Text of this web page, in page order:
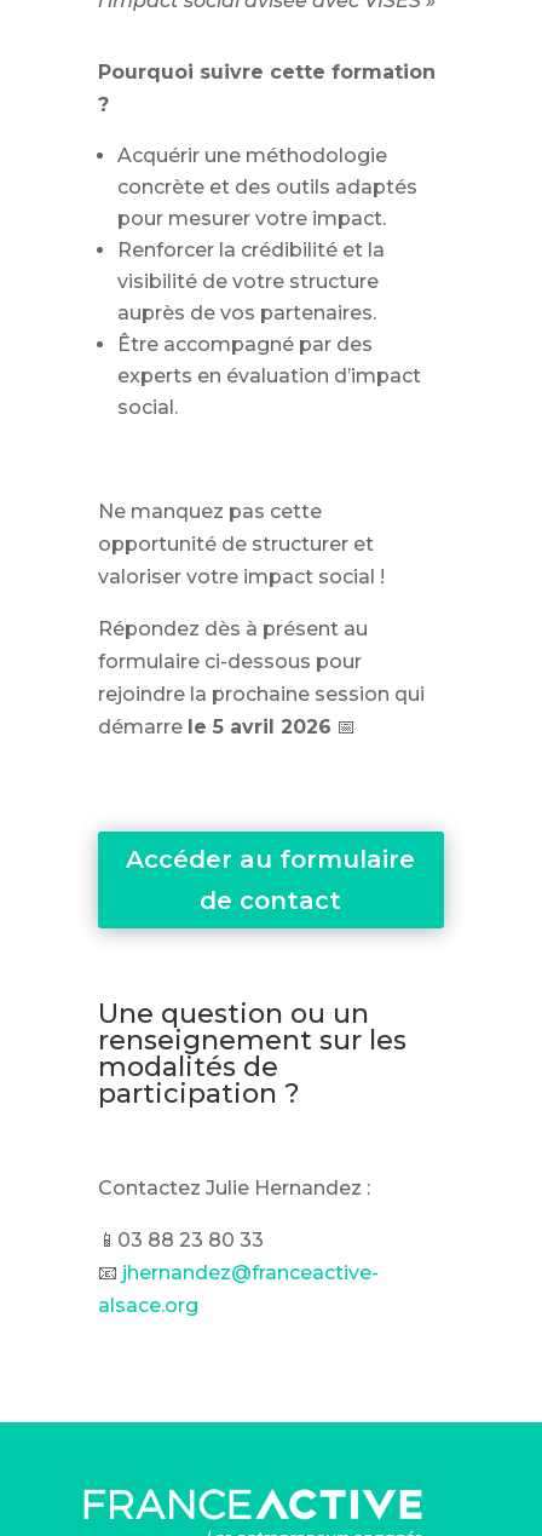
Pourquoi suivre cette formation
?
Acquérir une méthodologie
concrète et des outils adaptés
pour mesurer votre impact.
Renforcer la crédibilité et la
visibilité de votre structure
auprès de vos partenaires.
Être accompagné par des
experts en évaluation d’impact
social.
Ne manquez pas cette
opportunité de structurer et
valoriser votre impact social !
Répondez dès à présent au
formulaire ci-dessous pour
rejoindre la prochaine session qui
démarre le 5 avril 2026 📅
Accéder au formulaire
de contact
Une question ou un
renseignement sur les
modalités de
participation ?
Contactez Julie Hernandez :
📱03 88 23 80 33
📧 jhernandez@franceactive-
alsace.org